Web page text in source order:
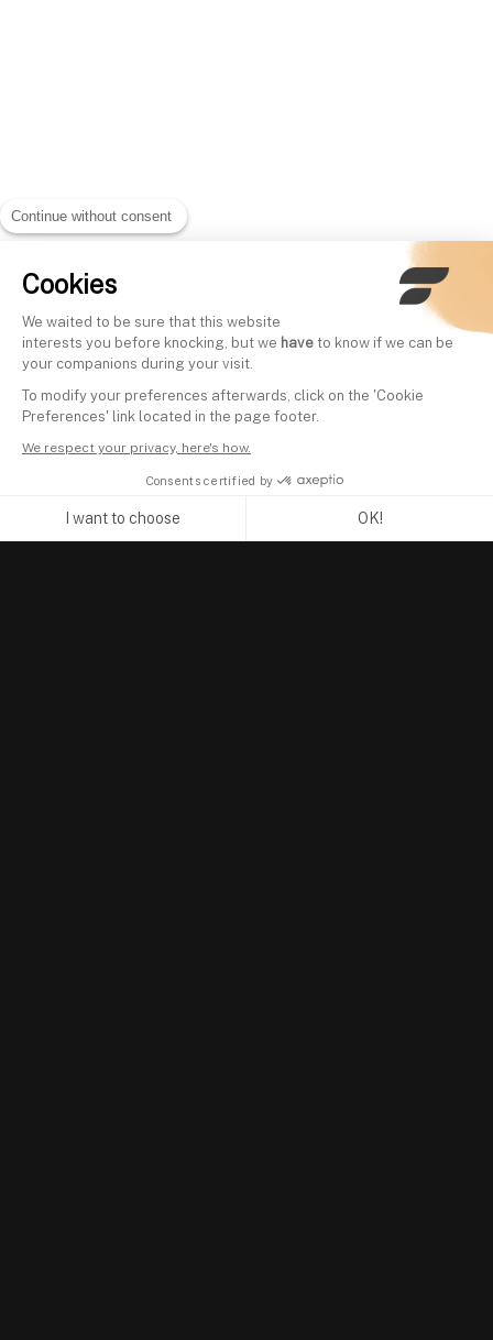
Continue without consent
Cookies
We waited to be sure that this website
interests you before knocking, but we have to know if we can be
your companions during your visit.
To modify your preferences afterwards, click on the 'Cookie
Preferences' link located in the page footer.
We respect your privacy, here's how.
Consents certified by
I want to choose OK!